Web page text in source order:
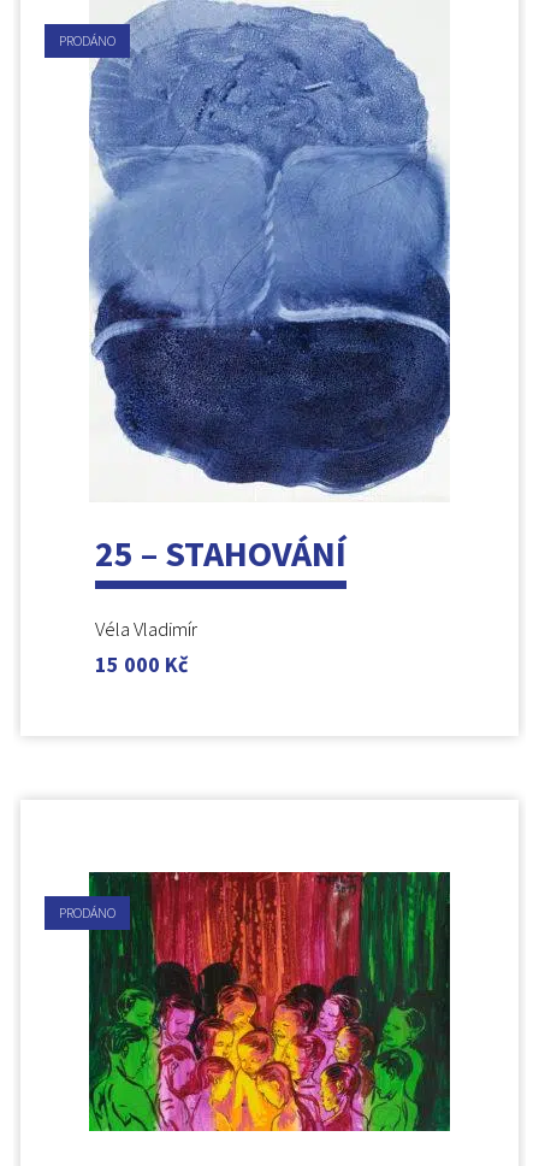
PRODÁNO
25 – STAHOVÁNÍ
Véla Vladimír
15 000 Kč
PRODÁNO